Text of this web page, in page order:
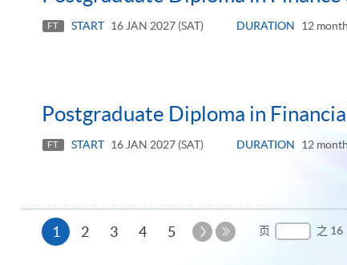
FT START 16 JAN 2027 (SAT) DURATION
12
Postgraduate Diploma in
FT START 16 JAN 2027 (SAT) DURATION 12
1 本
2 3 4 5
下
页 之 16